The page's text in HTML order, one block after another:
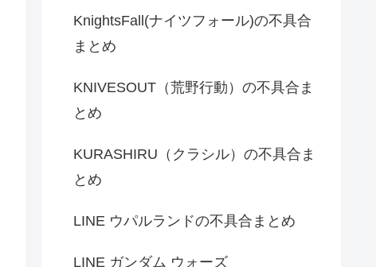
KnightsFall(ナイツフォール)の不具合
まとめ
KNIVESOUT（荒野行動）の不具合ま
とめ
KURASHIRU（クラシル）の不具合ま
とめ
LINE ウパルランドの不具合まとめ
LINE ガンダム ウォーズ